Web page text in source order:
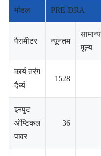
मॉडल PRE-DRA
पैरामीटर न्यूनतम
सामान्य
मूल्य
कार्य तरंग
दैर्ध्य
1528
इनपुट
ऑप्टिकल
पावर
36